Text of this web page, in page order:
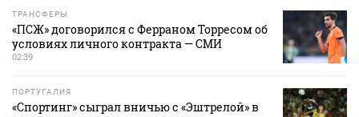
ТРАНСФЕРЫ
«ПСЖ» договорился с Ферраном Торресом об
условиях личного контракта — СМИ
02:39
ПОРТУГАЛИЯ
«Спортинг» сыграл вничью с «Эштрелой» в